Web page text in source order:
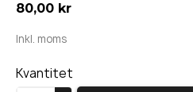
80,00 kr
Inkl. moms
Kvantitet